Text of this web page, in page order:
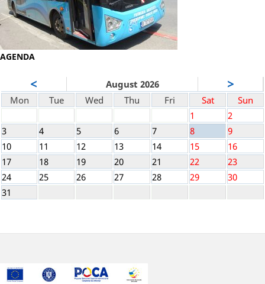
AGENDA
< August 2026 >
Mon Tue Wed Thu Fri Sat
Sun
1
2
3
4 5 6 7 8
9
10
11 12 13 14 15
16
17
18 19 20 21 22
23
24
25 26 27 28 29
30
31